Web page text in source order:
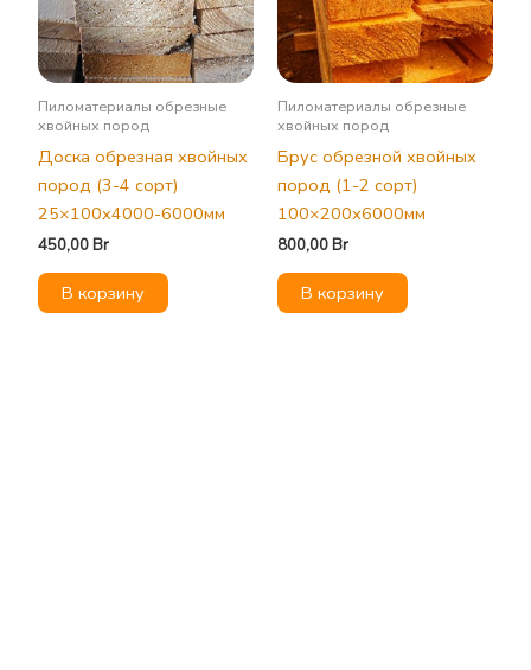
Пиломатериалы обрезные
хвойных пород
Доска обрезная хвойных
пород (3-4 сорт)
25×100х4000-6000мм
450,00Br
В корзину
Пиломатериалы обрезные
хвойных пород
Брус обрезной хвойных
пород (1-2 сорт)
100×200х6000мм
800,00Br
В корзину